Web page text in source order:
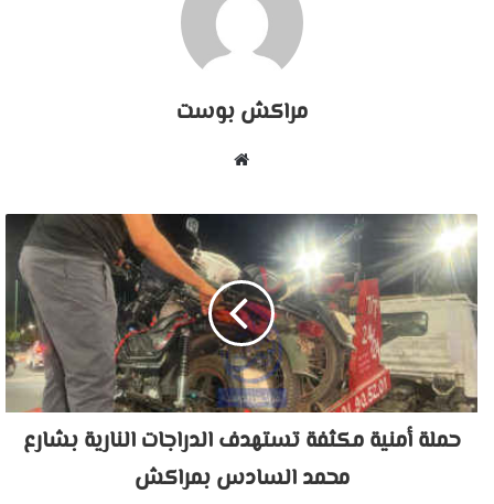
مراكش بوست
حملة أمنية مكثفة تستهدف الدراجات النارية بشارع
محمد السادس بمراكش